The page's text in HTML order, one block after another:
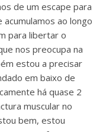
de um escape para
ao longo
para libertar o
nos preocupa na
estou a precisar
em baixo de
há quase 2
muscular no
bem, estou